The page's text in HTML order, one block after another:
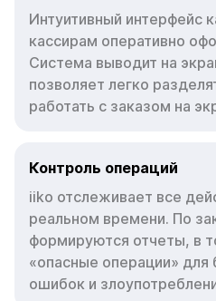
Интуитивный интерфейс
кассирам оперативно
Система выводит на
позволяет легко
работать с заказом на
Контроль операций
iiko отслеживает все
реальном времени. По
формируются отчеты, в
«опасные операции» для
ошибок и